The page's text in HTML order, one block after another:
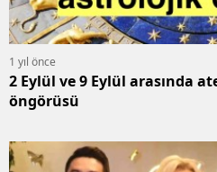
1 yıl önce
2 Eylül ve 9 Eylül arasında
öngörüsü